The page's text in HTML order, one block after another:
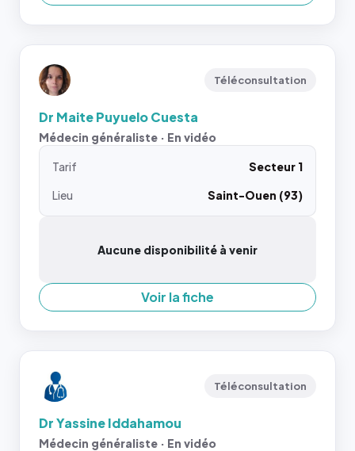
Téléconsultation
Dr Maite Puyuelo Cuesta
Médecin généraliste · En vidéo
Tarif
Secteur 1
Lieu
Saint-Ouen (93)
Aucune disponibilité à venir
Voir la fiche
Téléconsultation
Dr Yassine Iddahamou
Médecin généraliste · En vidéo